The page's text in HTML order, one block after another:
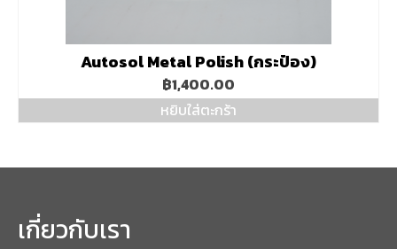
Autosol Metal Polish (กระป๋อง)
฿1,400.00
หยิบใส่ตะกร้า
เกี่ยวกับเรา